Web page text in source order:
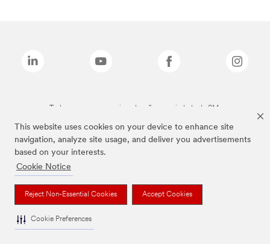
This website uses cookies on your device to enhance site
navigation, analyze site usage, and deliver you advertisements
based on your interests.
Cookie Notice
Reject Non-Essential Cookies Accept Cookies
Cookie Preferences
Todas as marcas mencionadas são propriedade da 3M.